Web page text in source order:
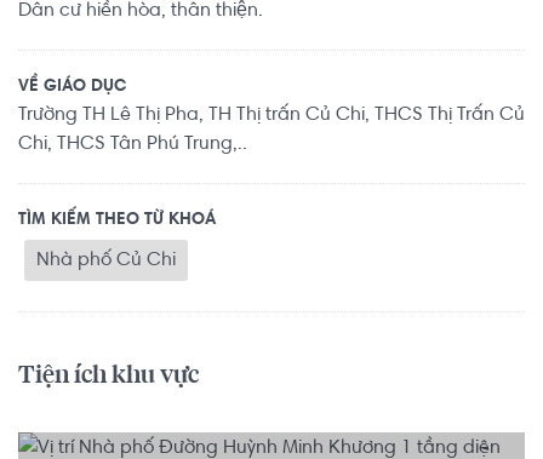
Dân cư hiền hòa, thân thiện.
VỀ GIÁO DỤC
Trường TH Lê Thị Pha, TH Thị trấn Củ Chi, THCS Thị Trấn Củ
Chi, THCS Tân Phú Trung,..
TÌM KIẾM THEO TỪ KHOÁ
Nhà phố Củ Chi
Tiện ích khu vực